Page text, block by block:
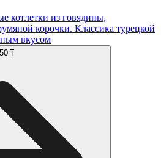
котлетки из говядины,
корочки. Классика турецкой
вкусом
₸